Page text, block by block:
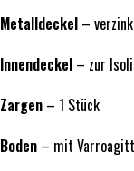
Metalldeckel –
Innendeckel – zur
Zargen – 1 Stück
Boden – mit